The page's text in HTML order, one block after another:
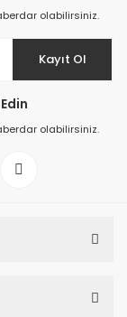
olabilirsiniz.
Kayıt Ol
olabilirsiniz.